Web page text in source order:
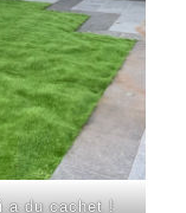
a du cachet !